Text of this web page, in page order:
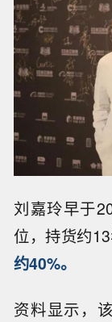
刘嘉玲早于
位，持货约13
约40%。
资料显示，